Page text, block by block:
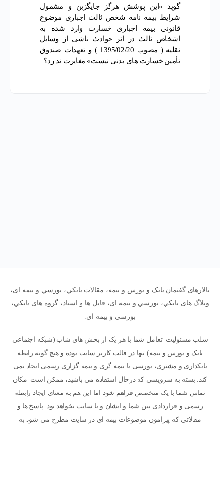
گوید «این پوشش هرگز جایگزین و مشمول
شرایط بیمه نامه شخص ثالث اجباری موضوع
قانونی بیمه اجباری خسارت وارد شده به
اشخاص ثالث در اثر حوادث ناشی از وسایل
نقلیه ( مصوب 1395/02/20 ) و تعهدات صندوق
تأمین خسارت های بدنی نیست» مغایرت ندارد؟
تالارهای گفتمان بانک و بورس و بیمه، مقالات بانکي، بورسي و بیمه ای،
وبلاگ های بانکي، بورسي و بیمه ای، فایل ها و اسناد، گروه های بانکي،
بورسي و بیمه ای.
سلب مسئولیت: تعامل شما با هر یک از بخش های شاب (شبکه اجتماعی
بانک و بورس و بیمه) تنها در قالب کاربر سایت بوده و هیچ گونه رابطه
بانکداری و مشتری، بورسی یا بیمه گری و بیمه گزاری رسمی ایجاد نمی
کند. بسته به سرویسی که درحال استفاده می باشید، ممکن است امکان
تماس شما با یک متخصص فراهم شود اما این هم به معنای ایجاد رابطه
رسمی و قراردادی بین شما و ایشان و یا سایت نخواهد بود. پاسخ ها و
مقالاتی که پیرامون موضوعات بیمه ای در سایت مطرح می شود به